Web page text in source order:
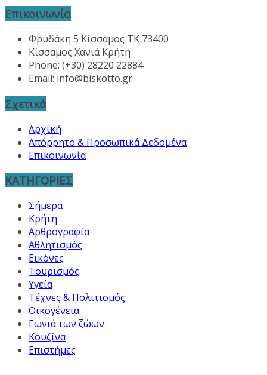
Επικοινωνία
Φρυδάκη 5 Κίσσαμος ΤΚ 73400
Κίσσαμος Χανιά Κρήτη
Phone: (+30) 28220 22884
Email: info@biskotto.gr
Σχετικά
Αρχική
Απόρρητο & Προσωπικά Δεδομένα
Επικοινωνία
ΚΑΤΗΓΟΡΙΕΣ
Σήμερα
Κρήτη
Αρθρογραφία
Αθλητισμός
Εικόνες
Τουρισμός
Υγεία
Τέχνες & Πολιτισμός
Οικογένεια
Γωνιά των ζώων
Κουζίνα
Επιστήμες